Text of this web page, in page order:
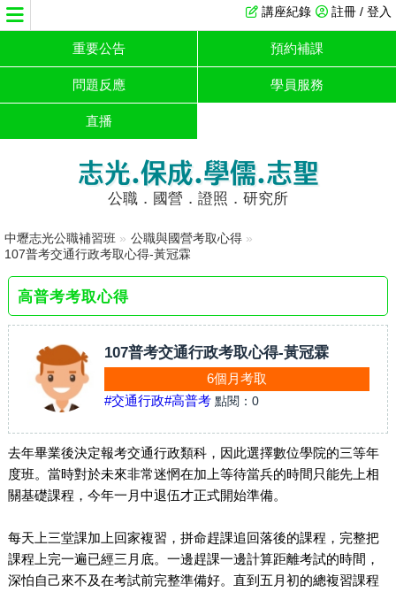
註冊 / 登入
講座紀錄
重要公告 預約補課
問題反應 學員服務
直播
志光.保成.學儒.志聖
公職．國營．證照．研究所
中壢志光公職補習班 » 公職與國營考取心得 »
107普考交通行政考取心得-黃冠霖
高普考考取心得
107普考交通行政考取心得-黃冠霖
6個月考取
#交通行政#高普考 點閱： 0
去年畢業後決定報考交通行政類科，因此選擇數位學院的三等年
度班。當時對於未來非常迷惘在加上等待當兵的時間只能先上相
關基礎課程，今年一月中退伍才正式開始準備。
每天上三堂課加上回家複習，拼命趕課追回落後的課程，完整把
課程上完一遍已經三月底。一邊趕課一邊計算距離考試的時間，
深怕自己來不及在考試前完整準備好。直到五月初的總複習課程